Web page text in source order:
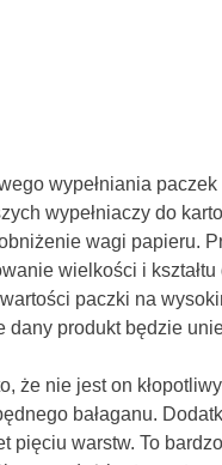
wypełniania
wypełniaczy do
wagi papieru.
wielkości i
paczki na
produkt będzie
że nie jest on
bałaganu.
pięciu warstw. To